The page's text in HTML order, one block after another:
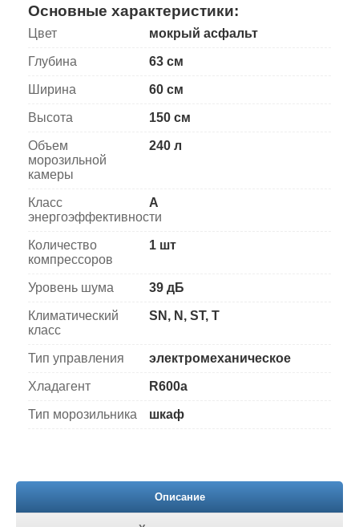
Основные характеристики:
Цвет мокрый асфальт
Глубина 63 см
Ширина 60 см
Высота 150 см
Объем
морозильной
камеры
240 л
Класс
энергоэффективности
A
Количество
компрессоров
1 шт
Уровень шума 39 дБ
Климатический
класс
SN, N, ST, T
Тип управления электромеханическое
Хладагент R600a
Тип морозильника шкаф
Описание